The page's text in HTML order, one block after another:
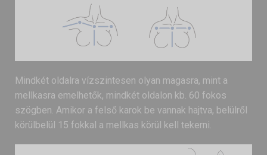
Mindkét oldalra vízszintesen olyan magasra, mint a
mellkasra emelhetők, mindkét oldalon kb. 60 fokos
szögben. Amikor a felső karok be vannak hajtva, belülről
körülbelül 15 fokkal a mellkas körül kell tekerni.